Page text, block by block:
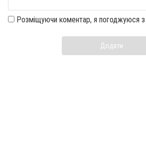
Розміщуючи коментар, я погоджуюся з
Додати